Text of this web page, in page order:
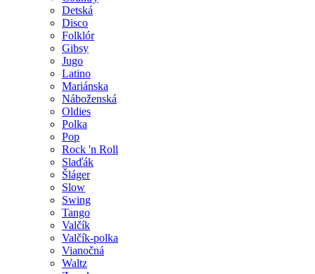
Detská
Disco
Folklór
Gibsy
Jugo
Latino
Mariánska
Náboženská
Oldies
Polka
Pop
Rock 'n Roll
Slaďák
Šláger
Slow
Swing
Tango
Valčík
Valčík-polka
Vianočná
Waltz